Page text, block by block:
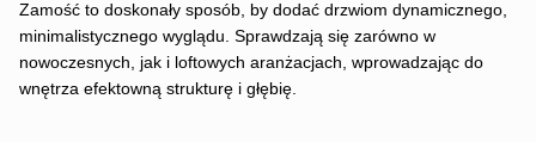
Zamość to doskonały sposób, by dodać drzwiom dynamicznego,
minimalistycznego wyglądu. Sprawdzają się zarówno w
nowoczesnych, jak i loftowych aranżacjach, wprowadzając do
wnętrza efektowną strukturę i głębię.